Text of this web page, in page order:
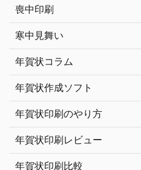
喪中印刷
寒中見舞い
年賀状コラム
年賀状作成ソフト
年賀状印刷のやり方
年賀状印刷レビュー
年賀状印刷比較